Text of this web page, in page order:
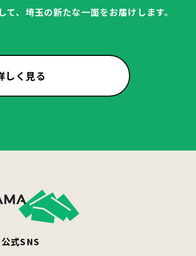
、 埼玉の新たな一面をお届けします。
しく見る
公式SNS